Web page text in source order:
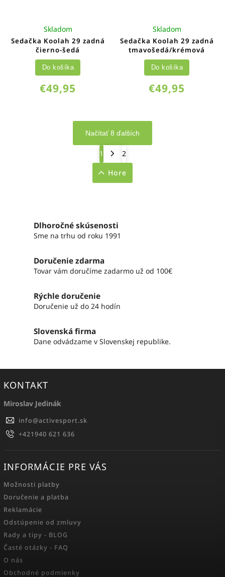
Sedačka Koolah 29 zadná
čierno-šedá
Skladom
€49,95
Do košíka
Sedačka Koolah 29 zadná
tmavošedá/krémová
Skladom
€49,95
Do košíka
Načítať 8 ďalších
1
2
Hore
Dlhoročné skúsenosti
Sme na trhu od roku 1991
Doručenie zdarma
Tovar vám doručíme zadarmo už od 100€
Rýchle doručenie
Doručenie už do 24 hodín
Slovenská firma
Dane odvádzame v Slovenskej republike.
KONTAKT
Miroslav Jedinák
info@activesport.sk
+421940 621 636
INFORMÁCIE PRE VÁS
Možnosti platby
Doručenie a platba
Reklamácie
Odstúpenie od zmluvy
Rady a tipy - BLOG
Časté otázky - FAQ
O nás
Obchodné podmienky